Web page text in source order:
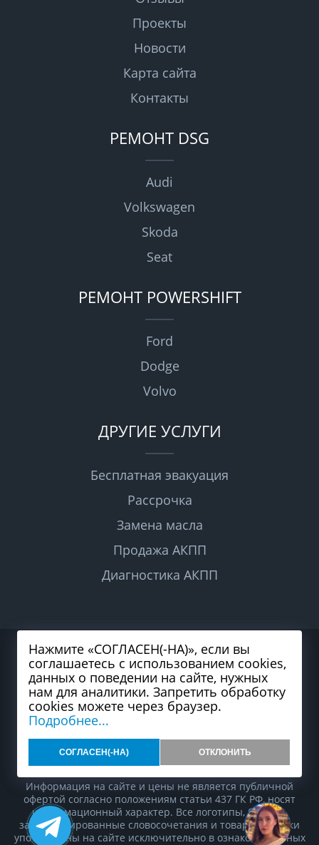
Проекты
Новости
Карта сайта
Контакты
РЕМОНТ DSG
Audi
Volkswagen
Skoda
Seat
РЕМОНТ POWERSHIFT
Ford
Dodge
Volvo
ДРУГИЕ УСЛУГИ
Бесплатная эвакуация
Рассрочка
Замена масла
Продажа АКПП
Диагностика АКПП
2026 © Все права защищены
Политика конфиденциальности
Согласие на обработку персональных данных
Карта сайта
Разработка и продвижение сайта студия99web
Информация на сайте и цены не является публичной
офертой согласно положениям статьи 437 ГК РФ, носят
информационный характер. Все логотипы, бренды,
зарегистрированные словосочетания и товарные знаки
употреблены на сайте исключительно в ознакомительных
Нажмите «СОГЛАСЕН(-НА)», если вы
соглашаетесь с использованием cookies,
данных о поведении на сайте, нужных
нам для аналитики. Запретить обработку
cookies можете через браузер.
Подробнее...
СОГЛАСЕН(-НА) ОТКЛОНИТЬ